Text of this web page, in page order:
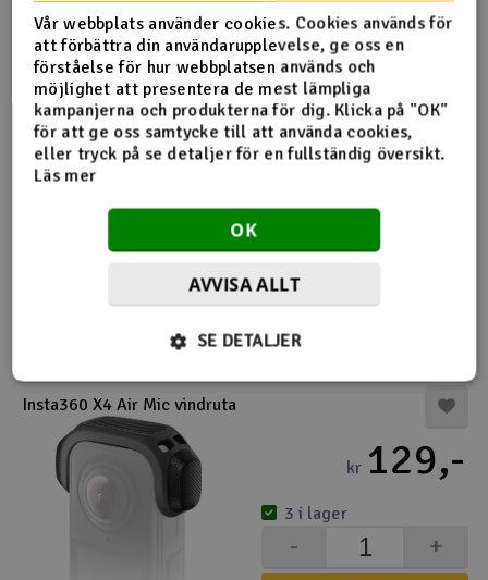
Köp
+
-
Insta360 Selfiepinne i utökad utgåva
kr945,-
-
2 i lager
Insta360 X4 Air Mic vindruta
kr 129,-
+
-
3 i lager
Vår webbplats använder cookies. Cookies används för
att förbättra din användarupplevelse, ge oss en
förståelse för hur webbplatsen används och
möjlighet att presentera de mest lämpliga
kampanjerna och produkterna för dig. Klicka på "OK"
för att ge oss samtycke till att använda cookies,
eller tryck på se detaljer för en fullständig översikt.
Läs mer
OK
AVVISA ALLT
SE DETALJER